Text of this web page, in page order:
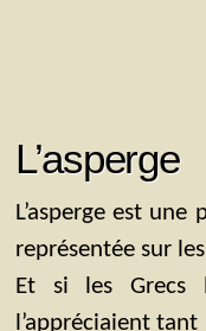
L’asperge
L’asperge est
représentée sur
Et si les Grecs
l’appréciaient